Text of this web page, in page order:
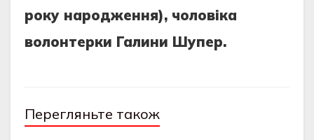
року народження), чоловіка
волонтерки Галини Шупер.
Перегляньте також